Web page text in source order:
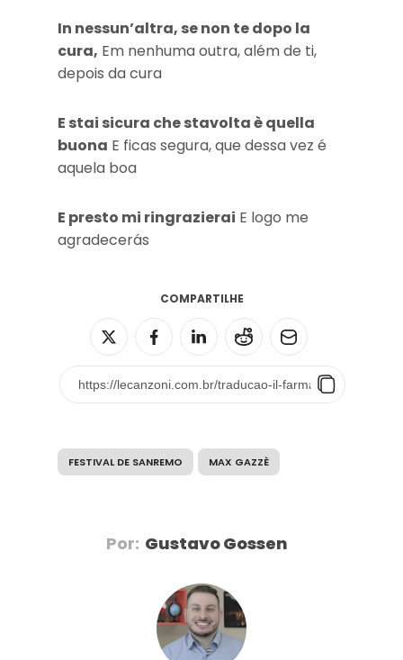
In nessun’altra, se non te dopo la
cura, Em nenhuma outra, além de ti,
depois da cura
E stai sicura che stavolta è quella
buona E ficas segura, que dessa vez é
aquela boa
E presto mi ringrazierai E logo me
agradecerás
COMPARTILHE
FESTIVAL DE SANREMO MAX GAZZÈ
Por: Gustavo Gossen